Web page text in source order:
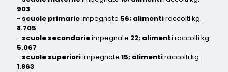
903
- scuole primarieimpegnate 56; alimentiraccolti kg.
8.705
- scuole secondarieimpegnate 22; alimentiraccolti kg.
5.067
- scuole superioriimpegnate 15; alimentiraccolti kg.
1.863